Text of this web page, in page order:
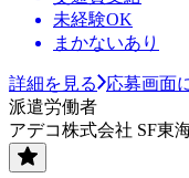
未経験OK
まかないあり
詳細を見る
応募画面
派遣労働者
アデコ株式会社 SF東